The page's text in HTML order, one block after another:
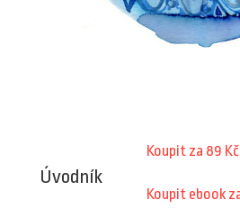
Koupit za 89 Kč
Koupit ebook
Úvodník